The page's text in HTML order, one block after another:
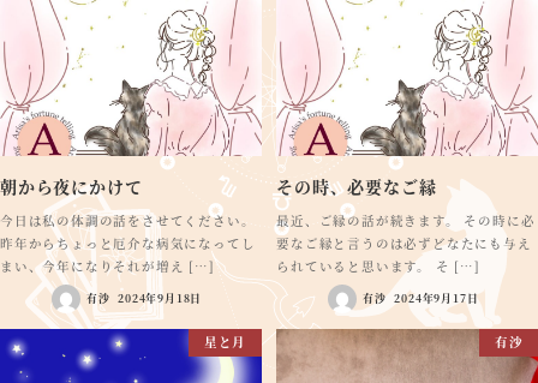
朝から夜にかけて
今日は私の体調の話をさせてください。
昨年からちょっと厄介な病気になってし
まい、今年になりそれが増え […]
有沙 2024年9月18日
その時、必要なご縁
最近、ご縁の話が続きます。 その時に必
要なご縁と言うのは必ずどなたにも与え
られていると思います。 そ […]
有沙 2024年9月17日
星と月 有沙